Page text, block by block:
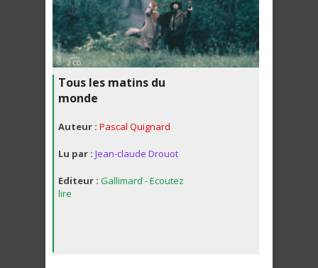
Tous les matins du
monde
Auteur : Pascal Quignard
Lu par : Jean-claude Drouot
Editeur : Gallimard - Ecoutez
lire